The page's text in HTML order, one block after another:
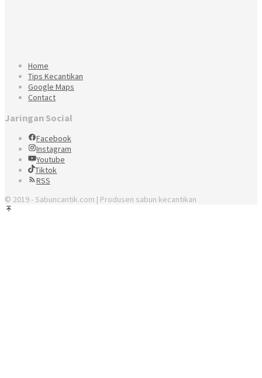
Home
Tips Kecantikan
Google Maps
Contact
Jaringan Social
Facebook
Instagram
Youtube
Tiktok
RSS
© 2019 - Sabuncantik.com | Produsen sabun kecantikan